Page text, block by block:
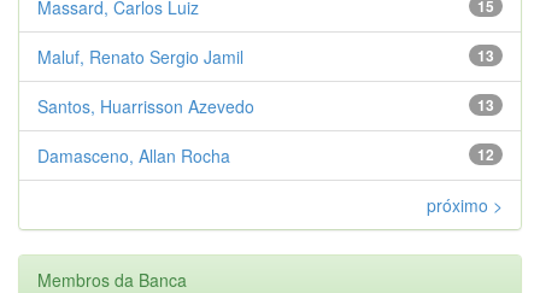
15
Massard, Carlos Luiz
13
Maluf, Renato Sergio Jamil
13
Santos, Huarrisson Azevedo
12
Damasceno, Allan Rocha
próximo >
Membros da Banca